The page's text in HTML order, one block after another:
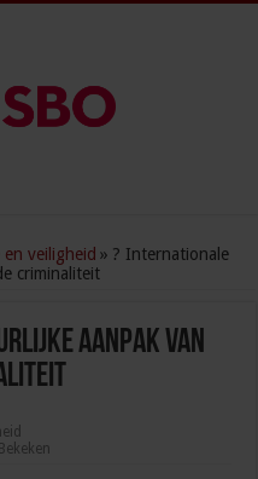
veiligheid » ? Internationale
criminaliteit
aanpak van